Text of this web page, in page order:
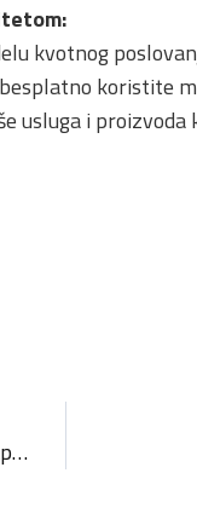
kvotnog
koristite
i proizvoda
Održan sastanak s predstavnicima Agencije za zapošljavanje stranih radnika